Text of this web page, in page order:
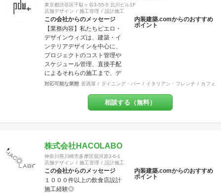
工事内容の注文をしていただ
かなくとも、弊社にて一式執
り行う事をメリットとし、活
動致しております。 尚、店
舗・住宅のセキュリティー面
にも配慮しており、防犯カメ
ラなどの部分にも力を入れて
おります。 他の施工店ではで
きない方法で、アレルギー・
シックハウス症候群・化学物
質過敏症の方や健康な方にも
良いとされる、化学物質は一
切使わない施工方法で無添加
業、デザイナー、設計士、建
築士【1級】、現場監督がお客
様をトータルサポート致しま
す。 作業現場では自社の職人
がおりますので、柔軟性やス
ピード感ある対応致します。
東京都渋谷区千駄ヶ谷3-55-5 北川ビル1F
店舗デザイン
施工管理 設計施工
この会社からのメッセージ
【業務内容】私たちピエロ・
デザインウィズは、建築・イ
ンテリアデザインを中心に、
プロジェクトのコスト管理や
スケジュール管理、直接手配
によるそれらの施工まで、デ
ザインという業務領域を超え
頂いております。飲食店、ア
パレルショップを中心に、ホ
に、ピエロ・デザイン＆ワー
クス（本社、ＷＥＢ・グラフ
ィック、不動産）、ピエロ・
デザイン＆ブリッジ（工事、
全国対応）の３社で、さまざ
まなご要望にお応えする体制
内装建築.comからのおすすめ
ポイント
対応可能な業態 居酒屋 ダイニング・バー イタリアン・フレンチ カフェ
相談する（無料）
株式会社HACOLABO
神奈川県川崎市多摩区宿河原3-6-1
店舗デザイン
施工管理 設計施工
この会社からのメッセージ
１０００件以上の飲食店設計
施工経験◎
内装建築.comからのおすすめ
ポイント